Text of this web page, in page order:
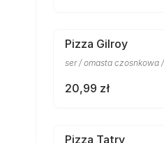
Pizza Gilroy
ser / omasta czosnkowa
20,99 zł
Pizza Tatry